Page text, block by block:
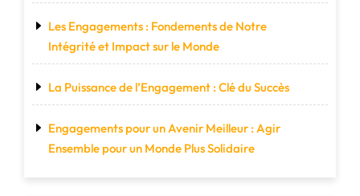
Les Engagements : Fondements de Notre
Intégrité et Impact sur le Monde
La Puissance de l’Engagement : Clé du Succès
Engagements pour un Avenir Meilleur : Agir
Ensemble pour un Monde Plus Solidaire